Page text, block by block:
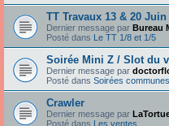
TT Travaux 13 & 20 Juin
Dernier message par Bureau
Posté dans Le TT 1/8 et 1/5
Soirée Mini Z / Slot du
Dernier message par
Posté dans Soirées
Crawler
Dernier message par
Posté dans Les ventes